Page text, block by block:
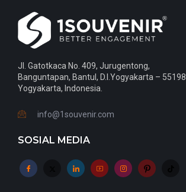
Jl. Gatotkaca No. 409, Jurugentong,
Banguntapan, Bantul, D.I.Yogyakarta – 55198.
Yogyakarta, Indonesia.
info@1souvenir.com
SOSIAL MEDIA